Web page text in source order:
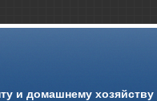
и домашнему хозяйству